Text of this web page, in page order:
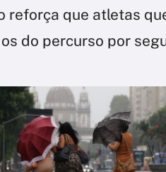
reforça que atletas
do percurso por